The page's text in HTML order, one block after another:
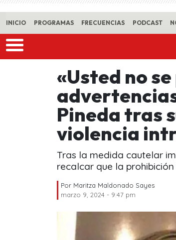
INICIO PROGRAMAS FRECUENCIAS PODCAST
«Usted no
Pineda tras
violencia
Tras la medida cautelar
recalcar que la
Por Maritza Maldonado Sayes
marzo 9, 2024 - 9:47 pm